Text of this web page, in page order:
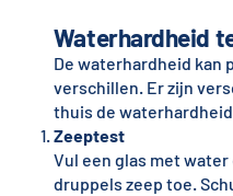
Waterhardheid
De waterhardheid kan
verschillen. Er zijn
thuis de
Zeeptest
Vul een glas met water
druppels zeep toe.